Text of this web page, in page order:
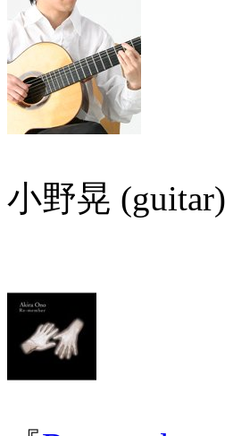
小野晃 (guitar)